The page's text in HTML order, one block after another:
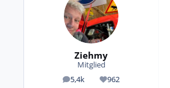
Ziehmy
Mitglied
5,4k
Beiträge 962
Reputation